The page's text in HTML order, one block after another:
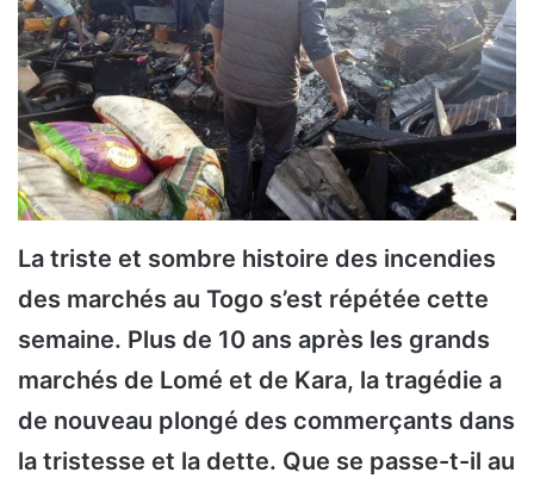
La triste et sombre histoire des incendies
des marchés au Togo s’est répétée cette
semaine. Plus de 10 ans après les grands
marchés de Lomé et de Kara, la tragédie a
de nouveau plongé des commerçants dans
la tristesse et la dette. Que se passe-t-il au